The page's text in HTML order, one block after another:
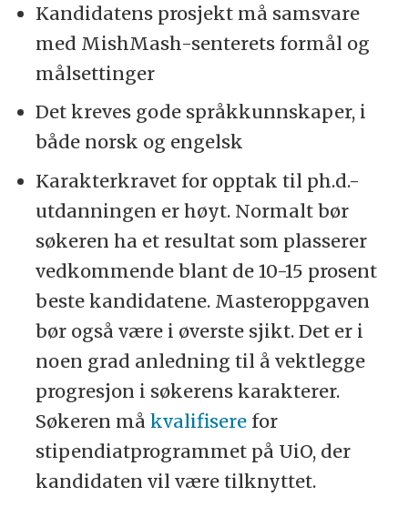
Kandidatens prosjekt må samsvare
med MishMash-senterets formål og
målsettinger
Det kreves gode språkkunnskaper, i
både norsk og engelsk
Karakterkravet for opptak til ph.d.-
utdanningen er høyt. Normalt bør
søkeren ha et resultat som plasserer
vedkommende blant de 10-15 prosent
beste kandidatene. Masteroppgaven
bør også være i øverste sjikt. Det er i
noen grad anledning til å vektlegge
progresjon i søkerens karakterer.
Søkeren måkvalifisere for
stipendiatprogrammet på UiO, der
kandidaten vil være tilknyttet.